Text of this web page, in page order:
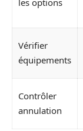
Vérifier
équipements
Contrôler
annulation